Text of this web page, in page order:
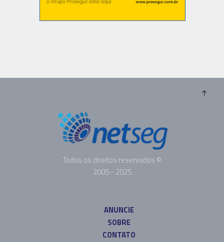
Todos os direitos reservados ©
2005 - 2025
ANUNCIE
SOBRE
CONTATO